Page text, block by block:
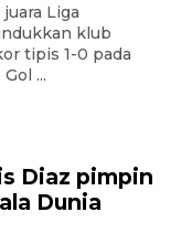
Liga
klub
tipis 1-0 pada
...
Diaz pimpin
Dunia